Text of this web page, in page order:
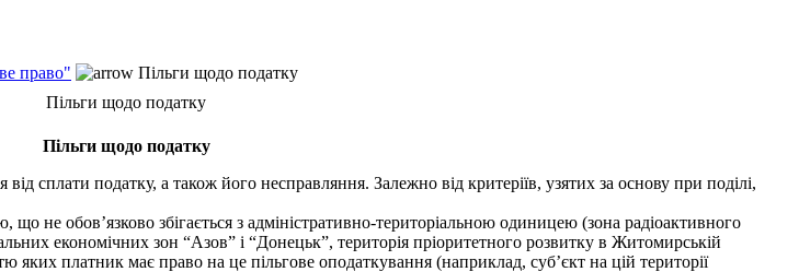
право"
Пільги щодо податку
Пільги щодо податку
Пільги щодо податку
сплати податку, а також його несправляння. Залежно від критеріїв, узятих за основу при поділі,
обов’язково збігається з адміністративно-територіальною одиницею (зона радіоактивного
економічних зон “Азов” і “Донецьк”, територія пріоритетного розвитку в Житомирській
яких платник має право на це пільгове оподаткування (наприклад, суб’єкт на цій території